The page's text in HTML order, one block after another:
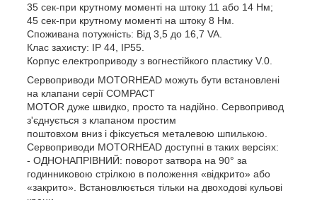
35 сек-при крутному моменті на штоку 11 або 14 Нм;
45 сек-при крутному моменті на штоку 8 Нм.
Споживана потужність: Від 3,5 до 16,7 VA.
Клас захисту: IP 44, IP55.
Корпус електроприводу з вогнестійкого пластику V.0.
Сервоприводи MOTORHEAD можуть бути встановлені
на клапани серії COMPACT
MOTOR дуже швидко, просто та надійно. Сервопривод
з'єднується з клапаном простим
поштовхом вниз і фіксується металевою шпилькою.
Сервоприводи MOTORHEAD доступні в таких версіях:
- ОДНОНАПРІВНИЙ: поворот затвора на 90° за
годинниковою стрілкою в положення «відкрито» або
«закрито». Встановлюється тільки на двоходові кульові